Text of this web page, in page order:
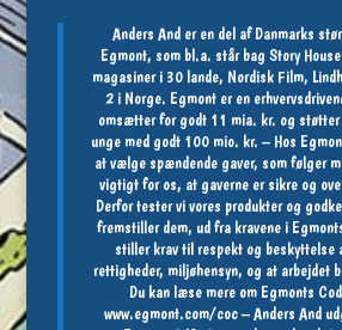
Anders And er en del af Danmarks
Egmont, som bl.a. står bag Story
magasiner i 30 lande, Nordisk Film,
2 i Norge. Egmont er en
omsætter for godt 11 mia. kr. og støtter
unge med godt 100 mio. kr. – Hos
at vælge spændende gaver, som følger
vigtigt for os, at gaverne er sikre og
Derfor tester vi vores produkter og
fremstiller dem, ud fra kravene i
stiller krav til respekt og beskyttelse
rettigheder, miljøhensyn, og at arbejdet
Du kan læse mere om Egmonts
www.egmont.com/coc– Anders And